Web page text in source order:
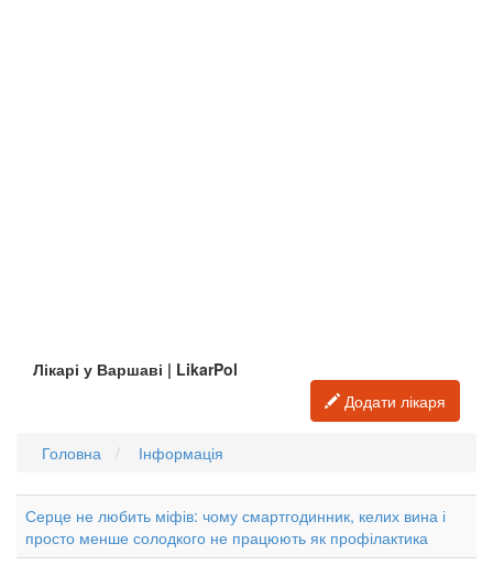
Лікарі у Варшаві | LikarPol
Додати лікаря
Головна Інформація
Серце не любить міфів: чому смартгодинник, келих вина і
просто менше солодкого не працюють як профілактика